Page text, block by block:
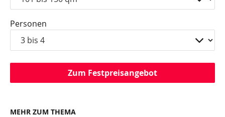
Personen
Zum Festpreisangebot
MEHR ZUM THEMA